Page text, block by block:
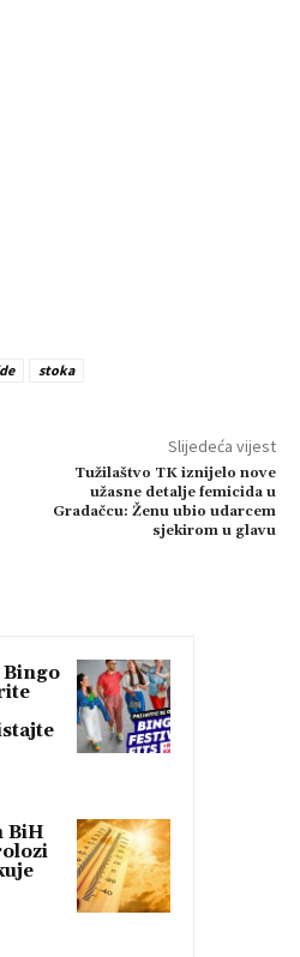
stoka
Slijedeća vijest
Tužilaštvo TK iznijelo nove
užasne detalje femicida u
Gradačcu: Ženu ubio udarcem
sjekirom u glavu
Bingo
BiH